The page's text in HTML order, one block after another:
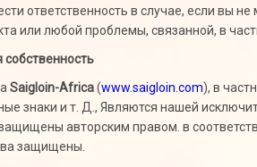
ответственность в случае, если вы
или любой проблемы, связанной, в
собственность
Saigloin-Africa(www.saigloin.com), в
знаки и т. Д., Являются нашей
авторским правом. в
защищены.